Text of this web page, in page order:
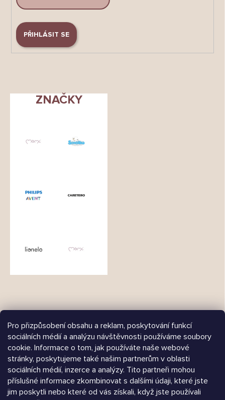
Pro přizpůsobení obsahu a reklam, poskytování funkcí
sociálních médií a analýzu návštěvnosti používáme soubory
cookie. Informace o tom, jak používáte naše webové
stránky, poskytujeme také našim partnerům v oblasti
sociálních médií, inzerce a analýzy. Tito partneři mohou
příslušné informace zkombinovat s dalšími údaji, které jste
jim poskytli nebo které od vás získali, když jste používali
PŘIHLÁSIT SE
ZNAČKY
Heureka.sk
Árukereső.hu